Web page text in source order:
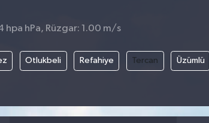
hpa hPa, Rüzgar: 1.00 m/s
Otlukbeli Refahiye Tercan Üzümlü